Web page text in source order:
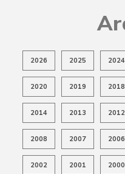
2026 2025 2024
2020 2019 2018
2014 2013 2012
2008 2007 2006
2002 2001 2000